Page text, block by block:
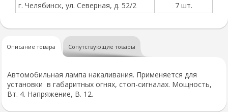
г. Челябинск, ул. Северная, д. 52/2
7 шт.
Описание товара Сопутствующие товары
Автомобильная лампа накаливания. Применяется для
установки в габаритных огнях, стоп-сигналах. Мощность,
Вт. 4. Напряжение, В. 12.